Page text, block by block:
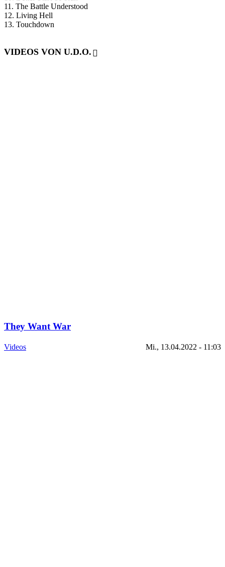
11. The Battle Understood
12. Living Hell
13. Touchdown
VIDEOS VON U.D.O.
They Want War
Videos Mi., 13.04.2022 - 11:03